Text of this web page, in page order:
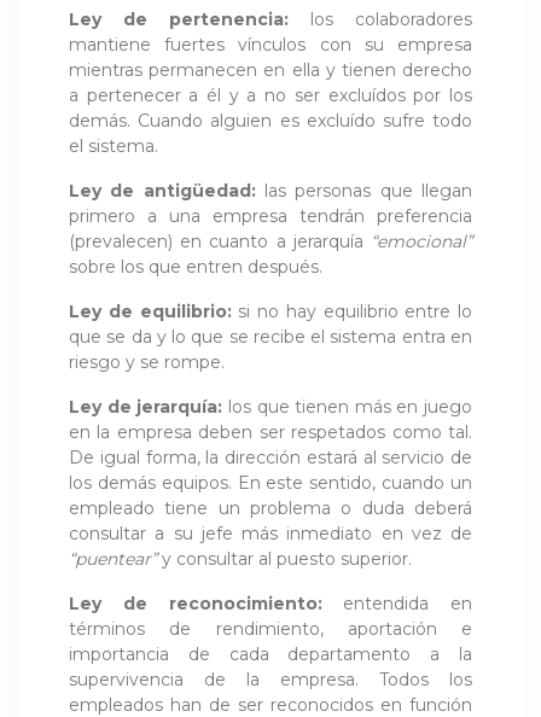
Ley de pertenencia: los colaboradores
mantiene fuertes vínculos con su empresa
mientras permanecen en ella y tienen derecho
a pertenecer a él y a no ser excluídos por los
demás. Cuando alguien es excluído sufre todo
el sistema.
Ley de antigüedad:las personas que llegan
primero a una empresa tendrán preferencia
(prevalecen) en cuanto a jerarquía “emocional”
sobre los que entren después.
Ley de equilibrio:si no hay equilibrio entre lo
que se da y lo que se recibe el sistema entra en
riesgo y se rompe.
Ley de jerarquía: los que tienen más en juego
en la empresa deben ser respetados como tal.
De igual forma, la dirección estará al servicio de
los demás equipos. En este sentido, cuando un
empleado tiene un problema o duda deberá
consultar a su jefe más inmediato en vez de
“puentear”y consultar al puesto superior.
Ley de reconocimiento:entendida en
términos de rendimiento, aportación e
importancia de cada departamento a la
supervivencia de la empresa. Todos los
empleados han de ser reconocidos en función